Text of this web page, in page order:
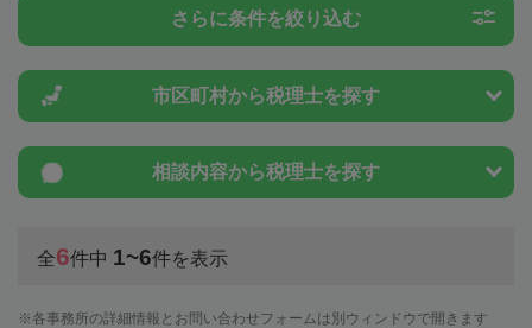
さらに条件を絞り込む
市区町村から税理士を探す
相談内容から税理士を探す
全6件中 1~6件を表示
各事務所の詳細情報とお問い合わせフォームは別ウィンドウで開きます